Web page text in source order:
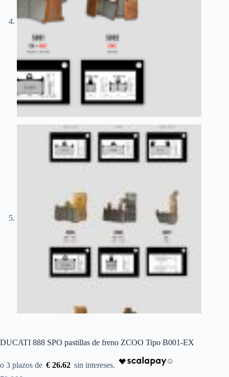
DUCATI 888 SPO pastillas de freno ZCOO Tipo B001-EX
€ 26.62